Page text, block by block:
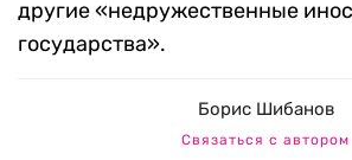
другие «недружественные
государства».
Борис Шибанов
Связаться с автором